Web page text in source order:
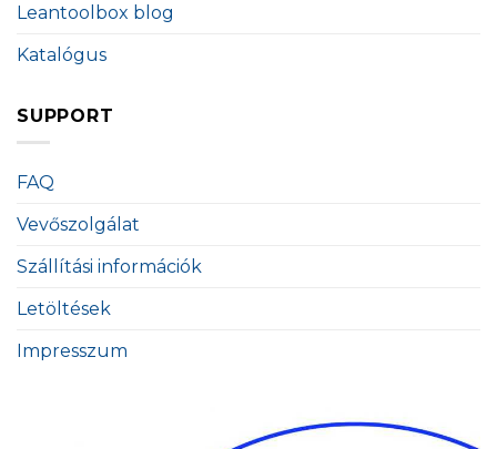
Leantoolbox blog
Katalógus
SUPPORT
FAQ
Vevőszolgálat
Szállítási információk
Letöltések
Impresszum